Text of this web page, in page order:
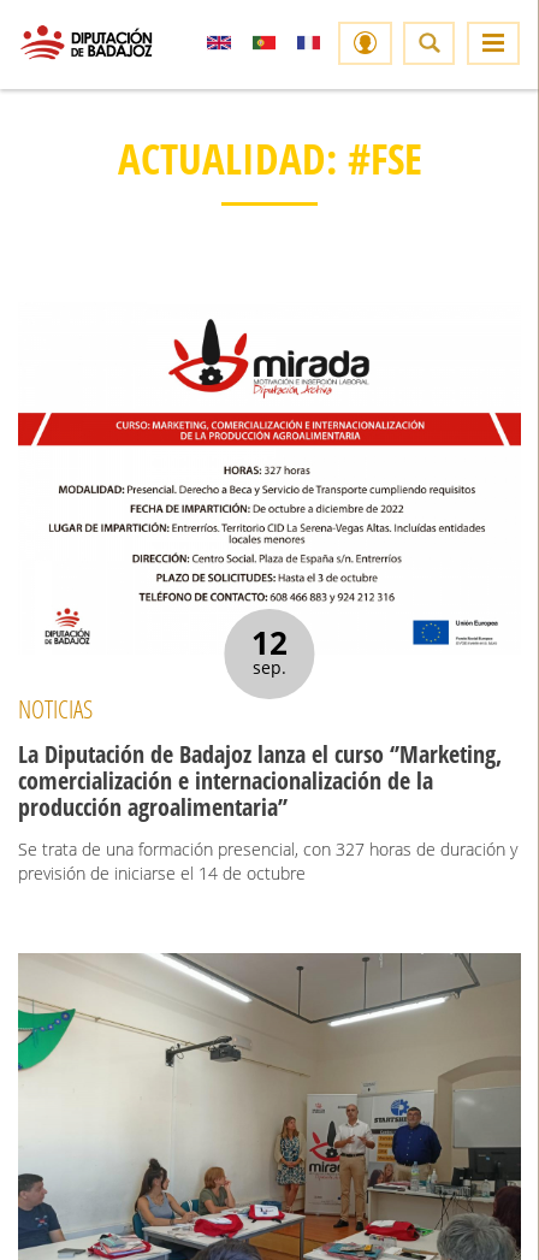
ACTUALIDAD: #FSE
12
sep.
NOTICIAS
La Diputación de Badajoz lanza el curso ‘’Marketing,
comercialización e internacionalización de la
producción agroalimentaria’’
Se trata de una formación presencial, con 327 horas de duración y
previsión de iniciarse el 14 de octubre